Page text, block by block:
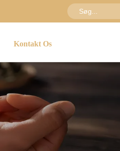
Kontakt Os